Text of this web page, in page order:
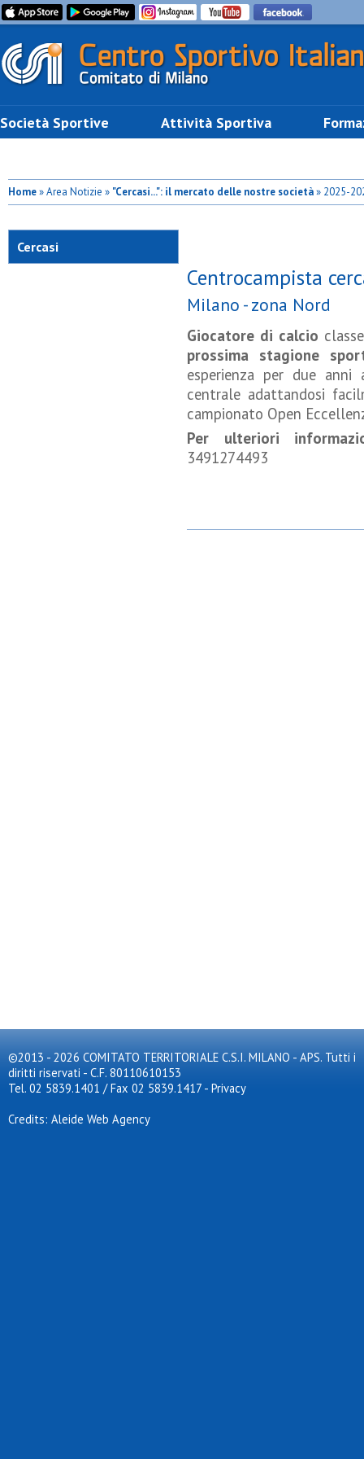
Società Sportive Attività Sportiva
Home» Area Notizie » "Cercasi...": il mercato delle nostre società» 2025-
Cercasi
Centrocampista
Milano - zona Nord
Giocatore di calcio
prossima stagione
esperienza per due anni
centrale adattandosi
campionato Open
Per ulteriori
3491274493
©2013 - 2026 COMITATO TERRITORIALE C.S.I. MILANO - APS. Tutti i
diritti riservati - C.F. 80110610153
Tel. 02 5839.1401 / Fax 02 5839.1417 - Privacy
Credits: Aleide Web Agency